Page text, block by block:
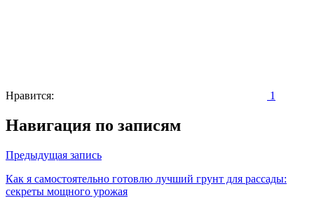
Нравится: 1
Навигация по записям
Предыдущая запись
Как я самостоятельно готовлю лучший грунт для рассады:
секреты мощного урожая